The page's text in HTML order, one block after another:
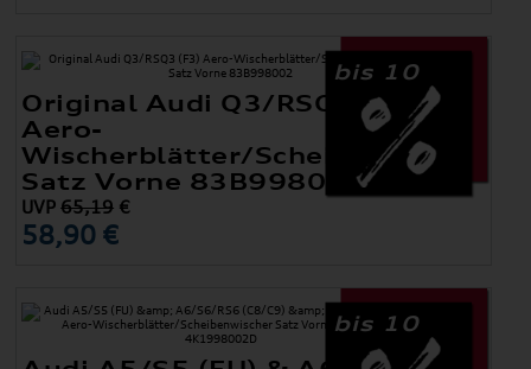
bis 10
Original Audi Q3/RSQ3 (F3)
Aero-
Wischerblätter/Scheibenwischer
Satz Vorne 83B998002
UVP65,19 €
58,90 €
bis 10